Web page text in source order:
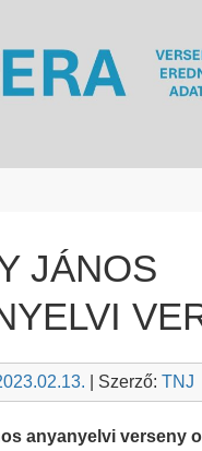
JÁNOS
| Szerző: TNJ
anyanyelvi verseny